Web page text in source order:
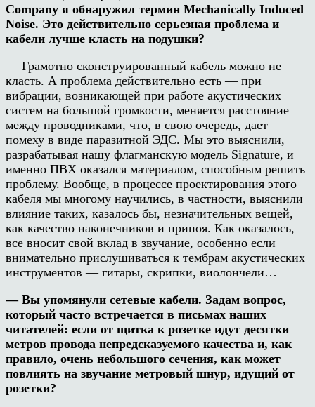
Company я обнаружил термин Mechanically Induced
Noise. Это действительно серьезная проблема и
кабели лучше класть на подушки?
— Грамотно сконструированный кабель можно не
класть. А проблема действительно есть — при
вибрации, возникающей при работе акустических
систем на большой громкости, меняется расстояние
между проводниками, что, в свою очередь, дает
помеху в виде паразитной ЭДС. Мы это выяснили,
разрабатывая нашу флагманскую модель Signature, и
именно ПВХ оказался материалом, способным решить
проблему. Вообще, в процессе проектирования этого
кабеля мы многому научились, в частности, выяснили
влияние таких, казалось бы, незначительных вещей,
как качество наконечников и припоя. Как оказалось,
все вносит свой вклад в звучание, особенно если
внимательно прислушиваться к тембрам акустических
инструментов — гитары, скрипки, виолончели…
— Вы упомянули сетевые кабели. Задам вопрос,
который часто встречается в письмах наших
читателей: если от щитка к розетке идут десятки
метров провода непредсказуемого качества и, как
правило, очень небольшого сечения, как может
повлиять на звучание метровый шнур, идущий от
розетки?